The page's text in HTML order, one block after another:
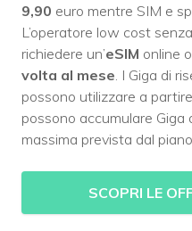
9,90 euro mentre SIM e
L’operatore low cost
richiedere un’eSIM online
volta al mese . I Giga di
possono utilizzare a
possono accumulare Giga
massima prevista dal piano.
SCOPRI LE